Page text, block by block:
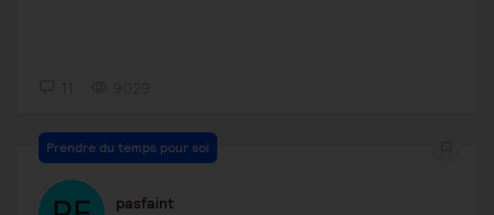
Prendre du temps pour soi
pasfaint